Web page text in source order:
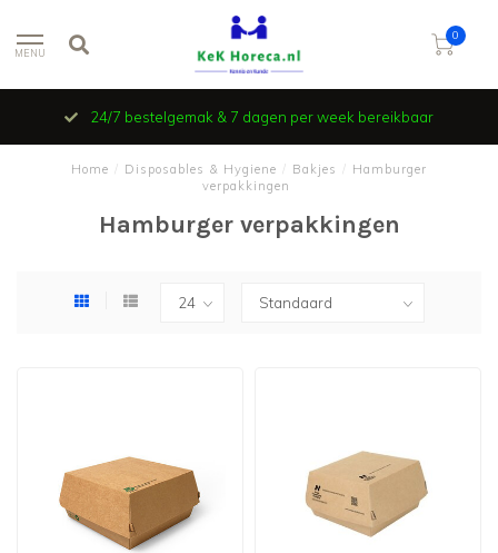
MENU
0
24/7 bestelgemak & 7 dagen per week bereikbaar
Home Disposables & Hygiene Bakjes
Hamburger
verpakkingen
Hamburger verpakkingen